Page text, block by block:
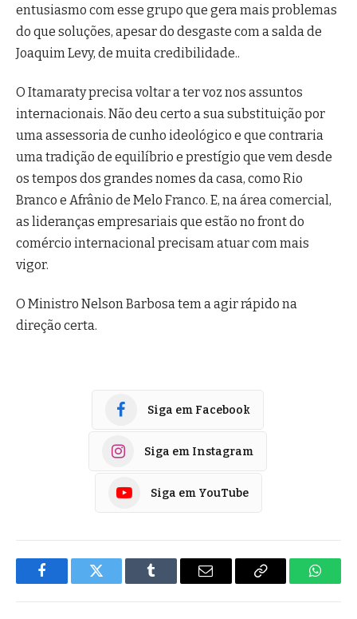
entusiasmo com esse grupo que gera mais problemas
do que soluções, apesar do desgaste com a salda de
Joaquim Levy, de muita credibilidade..
O Itamaraty precisa voltar a ter voz nos assuntos
internacionais. Não deu certo a sua substituição por
uma assessoria de cunho ideológico e que contraria
uma tradição de equilíbrio e prestígio que vem desde
os tempos dos grandes nomes da casa, como Rio
Branco e Afrânio de Melo Franco. E, na área comercial,
as lideranças empresariais que estão no front do
comércio internacional precisam atuar com mais
vigor.
O Ministro Nelson Barbosa tem a agir rápido na
direção certa.
Siga em Facebook
Siga em Instagram
Siga em YouTube
FacebookTwitter Tumblr
E-
Copiar